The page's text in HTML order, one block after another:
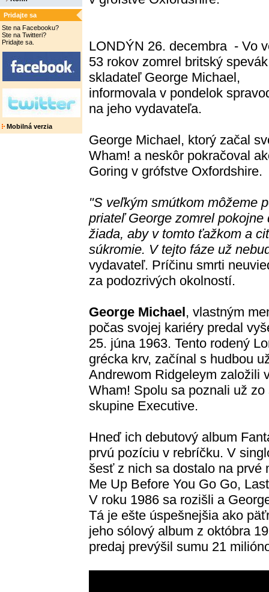
Pridajte sa
Ste na Facebooku?
Ste na Twitteri?
Pridajte sa.
Mobilná verzia
LONDÝN 26. decembra - Vo
53 rokov zomrel britský
skladateľ George Michael,
informovala v pondelok
na jeho vydavateľa.
George Michael, ktorý začal
Wham! a neskôr pokračoval
Goring v grófstve Oxfordshire.
"S veľkým smútkom môžeme
priateľ George zomrel
žiada, aby v tomto ťažkom a
súkromie. V tejto fáze už
vydavateľ. Príčinu smrti
za podozrivých okolností.
George Michael , vlastným
počas svojej kariéry predal
25. júna 1963. Tento rodený
grécka krv, začínal s hudbou
Andrewom Ridgeleym založili
Wham! Spolu sa poznali už
skupine Executive.
Hneď ich debutový album
prvú pozíciu v rebríčku. V
šesť z nich sa dostalo na prvé
Me Up Before You Go Go,
V roku 1986 sa rozišli a
Tá je ešte úspešnejšia ako
jeho sólový album z októbra
predaj prevýšil sumu 21